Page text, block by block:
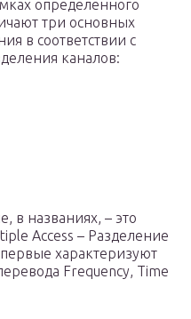
определенного
три основных
в соответствии с
каналов:
в названиях, – это
Access – Разделение
характеризуют
Frequency, Time